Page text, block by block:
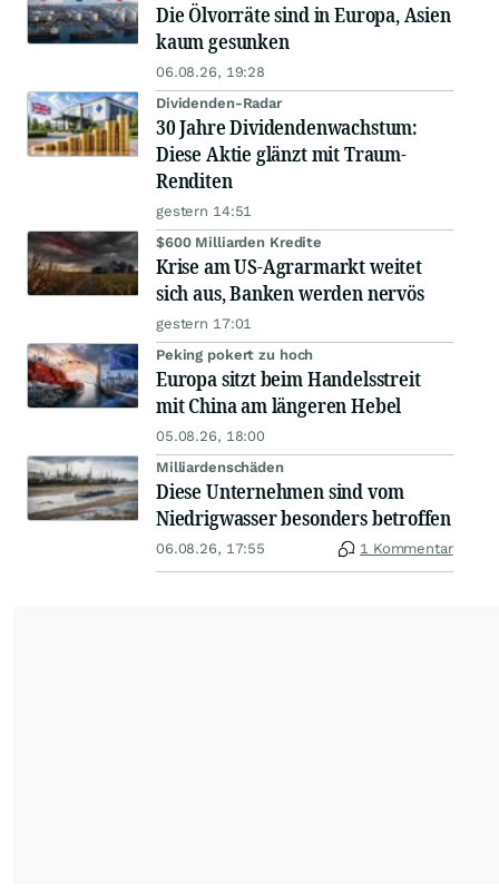
Die Ölvorräte sind in Europa, Asien
kaum gesunken
06.08.26, 19:28
Dividenden-Radar
30 Jahre Dividendenwachstum:
Diese Aktie glänzt mit Traum-
Renditen
gestern 14:51
$600 Milliarden Kredite
Krise am US-Agrarmarkt weitet
sich aus, Banken werden nervös
gestern 17:01
Peking pokert zu hoch
Europa sitzt beim Handelsstreit
mit China am längeren Hebel
05.08.26, 18:00
Milliardenschäden
Diese Unternehmen sind vom
Niedrigwasser besonders betroffen
06.08.26, 17:55 1 Kommentar